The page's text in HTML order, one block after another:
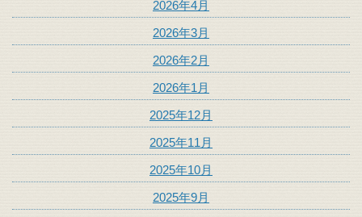
2026年4月
2026年3月
2026年2月
2026年1月
2025年12月
2025年11月
2025年10月
2025年9月